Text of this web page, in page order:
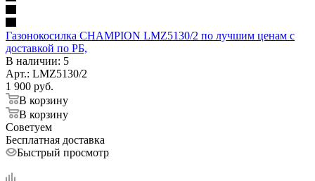
Газонокосилка CHAMPION LMZ5130/2 по лучшим ценам с
доставкой по РБ,
В наличии: 5
Арт.: LMZ5130/2
1 900 руб.
В корзину
В корзину
Советуем
Бесплатная доставка
Быстрый просмотр